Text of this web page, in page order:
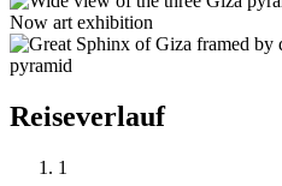
Reiseverlauf
1